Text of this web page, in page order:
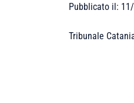
Pubblicato il:
Tribunale